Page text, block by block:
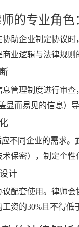
的专业角
助企业制定协议
业逻辑与法律规则
管理制度进行审
显而易见的信息）
不同企业的需求
保密），制定个
计
配套使用。律师
资的30%且不得